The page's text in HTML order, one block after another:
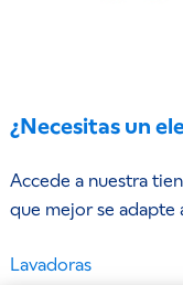
¿Necesitas un
Accede a nuestra
que mejor se adapte
Lavadoras